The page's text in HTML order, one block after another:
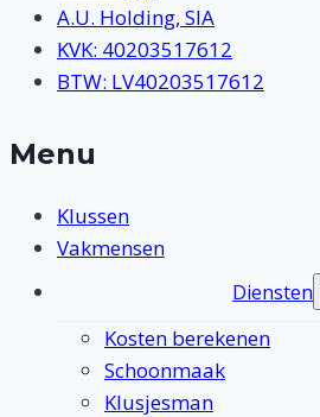
A.U. Holding, SIA
KVK: 40203517612
BTW: LV40203517612
Menu
Klussen
Vakmensen
Diensten
Kosten berekenen
Schoonmaak
Klusjesman